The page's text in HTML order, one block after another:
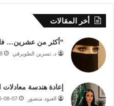
أخر المقالات
“أكثر من عشرين…
د. نسرين الطويرقي
إعادة هندسة
العنود منصور 08-07